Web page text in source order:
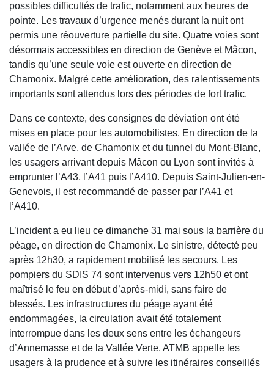
possibles difficultés de trafic, notamment aux heures de
pointe. Les travaux d’urgence menés durant la nuit ont
permis une réouverture partielle du site. Quatre voies sont
désormais accessibles en direction de Genève et Mâcon,
tandis qu’une seule voie est ouverte en direction de
Chamonix. Malgré cette amélioration, des ralentissements
importants sont attendus lors des périodes de fort trafic.
Dans ce contexte, des consignes de déviation ont été
mises en place pour les automobilistes. En direction de la
vallée de l’Arve, de Chamonix et du tunnel du Mont-Blanc,
les usagers arrivant depuis Mâcon ou Lyon sont invités à
emprunter l’A43, l’A41 puis l’A410. Depuis Saint-Julien-en-
Genevois, il est recommandé de passer par l’A41 et
l’A410.
L’incident a eu lieu ce dimanche 31 mai sous la barrière du
péage, en direction de Chamonix. Le sinistre, détecté peu
après 12h30, a rapidement mobilisé les secours. Les
pompiers du SDIS 74 sont intervenus vers 12h50 et ont
maîtrisé le feu en début d’après-midi, sans faire de
blessés. Les infrastructures du péage ayant été
endommagées, la circulation avait été totalement
interrompue dans les deux sens entre les échangeurs
d’Annemasse et de la Vallée Verte. ATMB appelle les
usagers à la prudence et à suivre les itinéraires conseillés